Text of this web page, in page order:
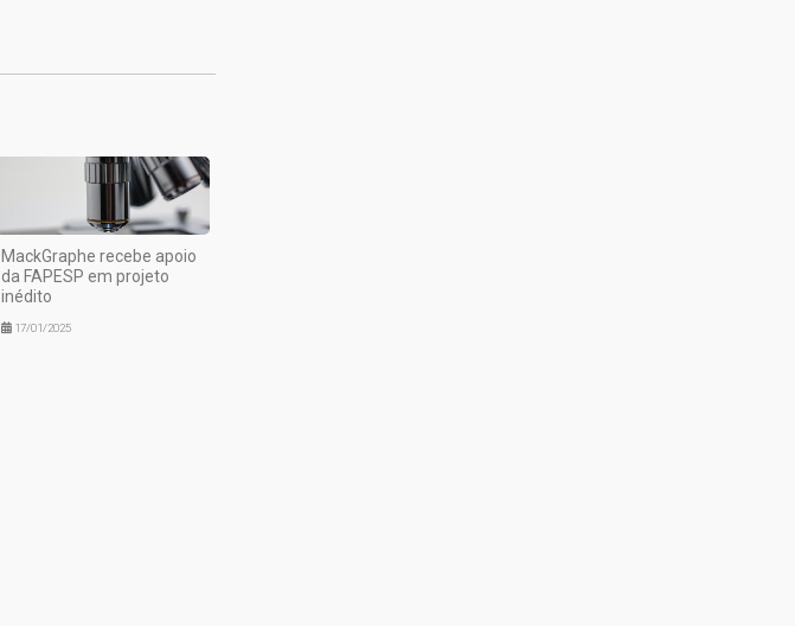
MackGraphe recebe apoio
da FAPESP em projeto
inédito
17/01/2025